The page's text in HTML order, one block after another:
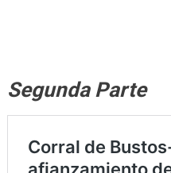
Segunda Parte